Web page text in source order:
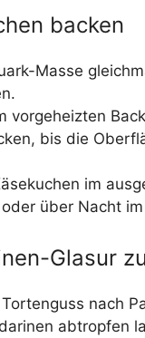
backen
Masse
vorgeheizten
bis die
im
über Nacht
Glasur
nach
abtropfen